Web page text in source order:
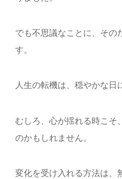
でも不思議なことに、その
す。
人生の転機は、穏やかな日
むしろ、心が揺れる時こそ
のかもしれません。
変化を受け入れる方法は、